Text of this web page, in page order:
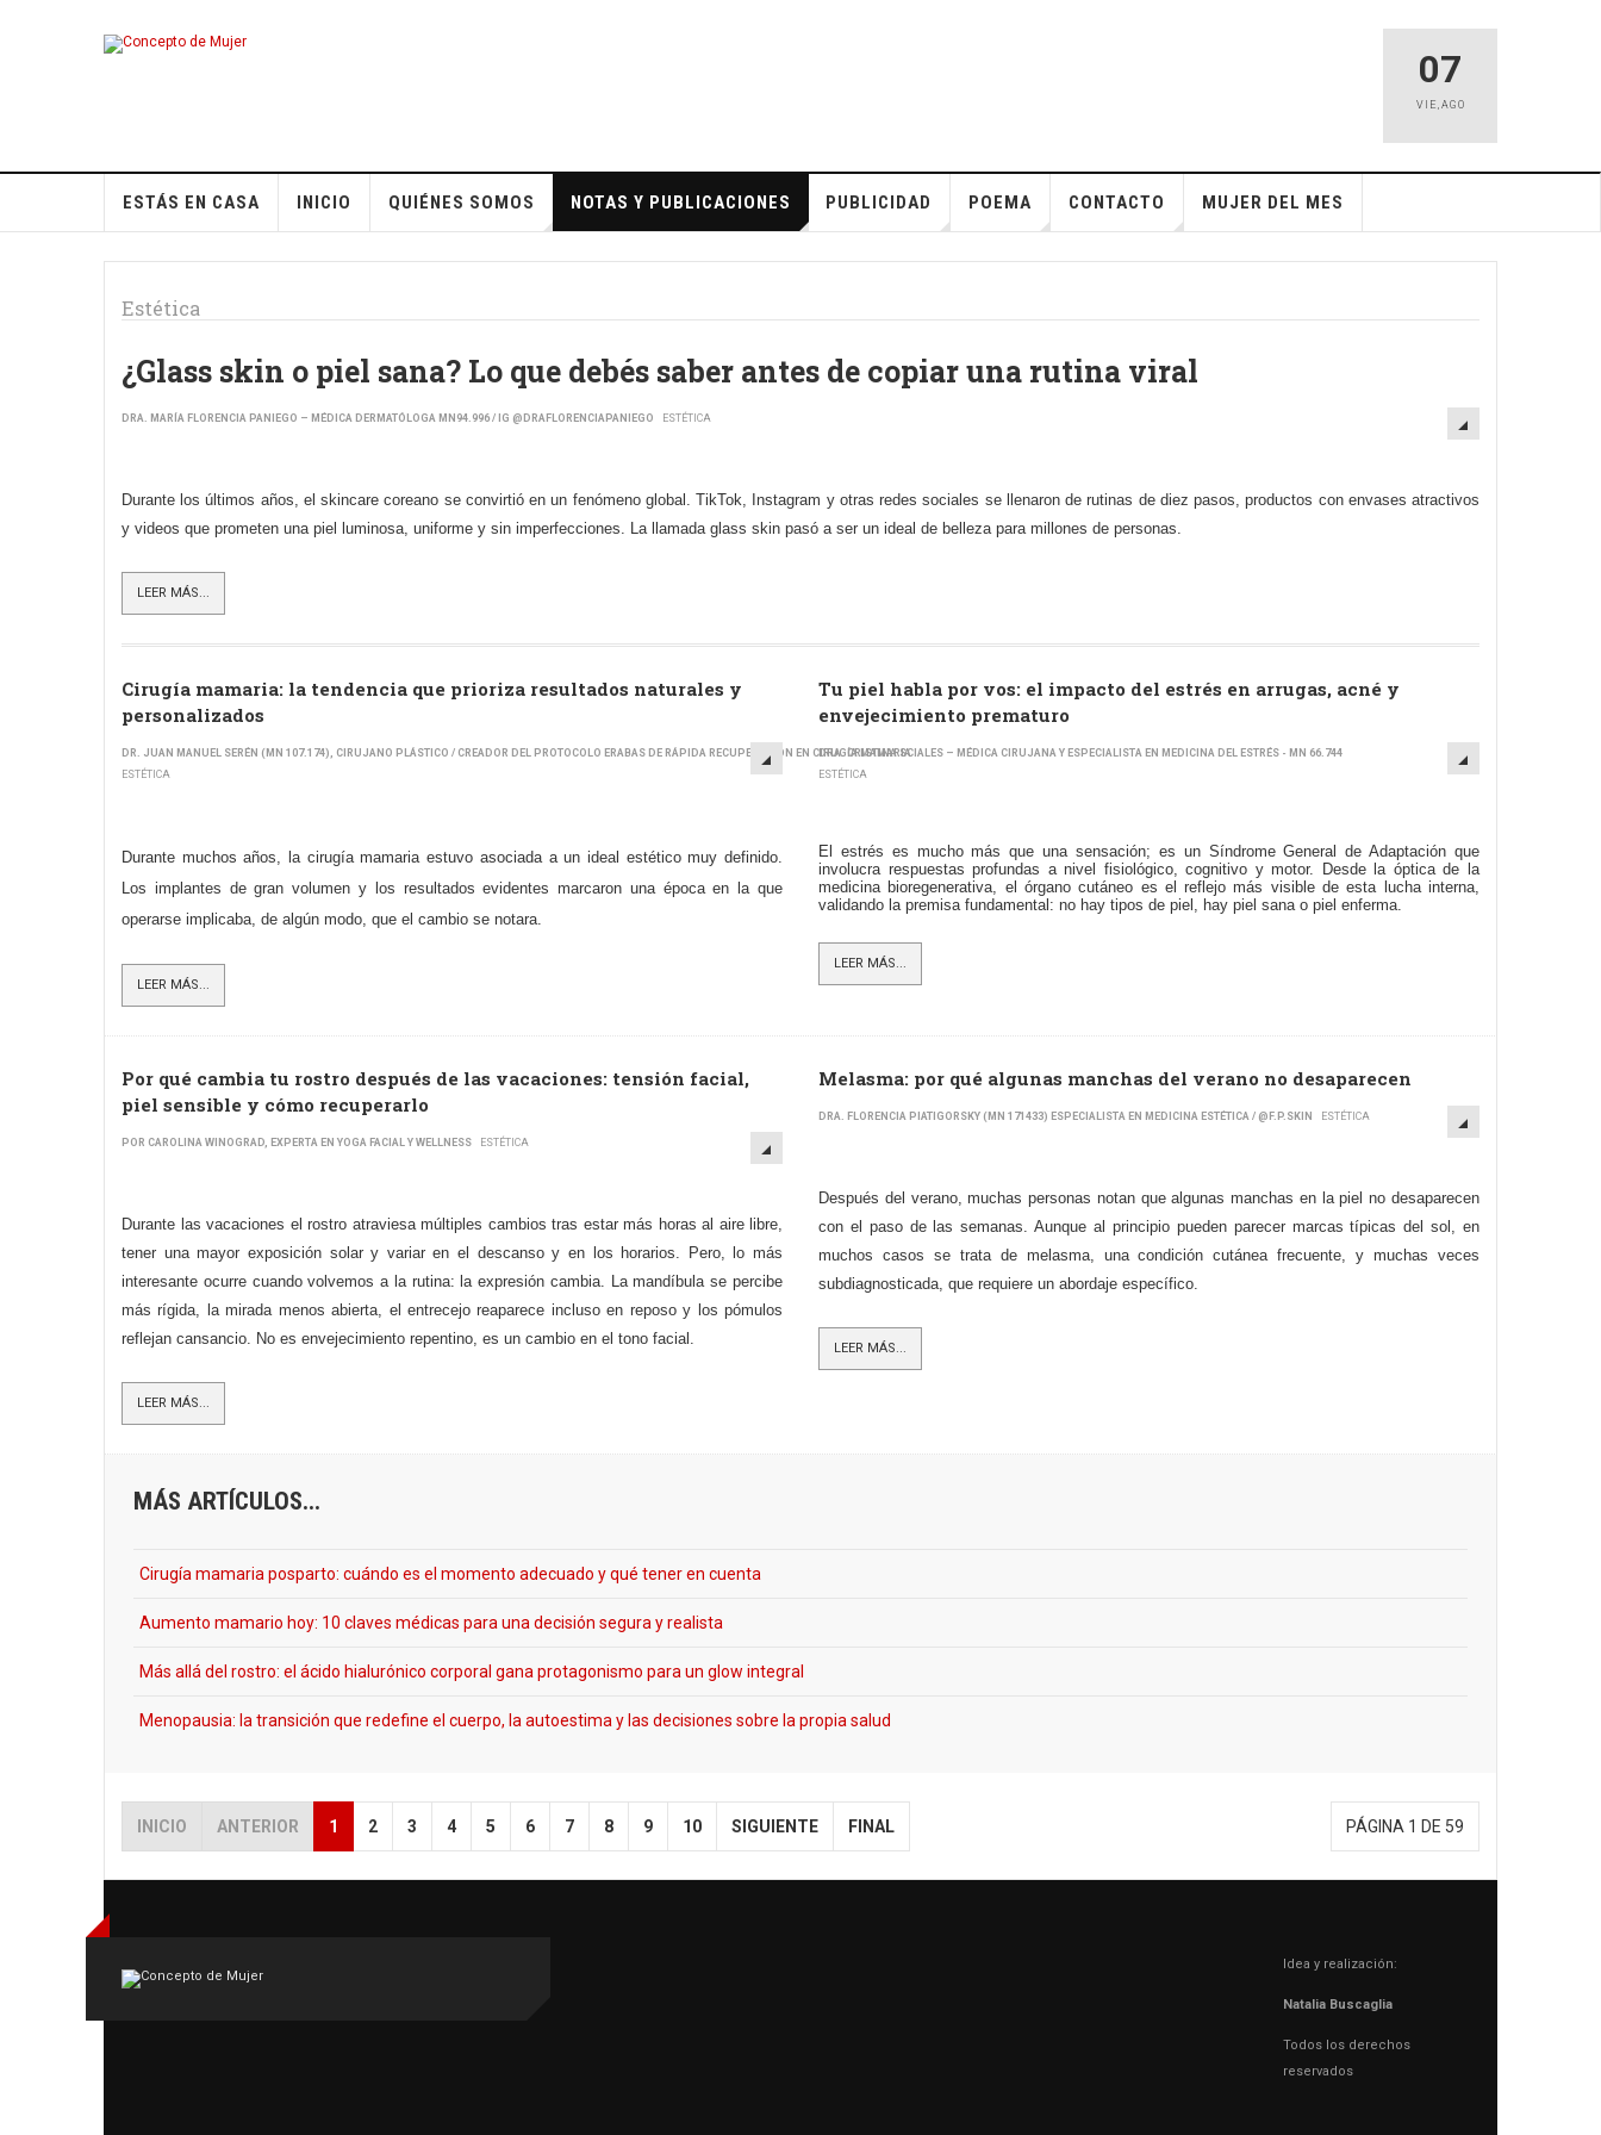
07
VIE , AGO
ESTÁS EN CASA INICIO QUIÉNES SOMOS NOTAS Y PUBLICACIONES PUBLICIDAD POEMA CONTACTO MUJER DEL MES
Estética
¿Glass skin o piel sana? Lo que debés saber antes de copiar una rutina viral
DRA. MARÍA FLORENCIA PANIEGO – MÉDICA DERMATÓLOGA MN94.996 / IG @DRAFLORENCIAPANIEGO ESTÉTICA
Durante los últimos años, el skincare coreano se convirtió en un fenómeno global. TikTok, Instagram y otras redes sociales se llenaron de rutinas de diez pasos, productos con envases atractivos
y videos que prometen una piel luminosa, uniforme y sin imperfecciones. La llamada glass skin pasó a ser un ideal de belleza para millones de personas.
LEER MÁS...
Cirugía mamaria: la tendencia que prioriza resultados naturales y
personalizados
DR. JUAN MANUEL SERÉN (MN 107.174), CIRUJANO PLÁSTICO / CREADOR DEL PROTOCOLO ERABAS DE RÁPIDA RECUPERACIÓN EN CIRUGÍA MAMARIA
ESTÉTICA
Durante muchos años, la cirugía mamaria estuvo asociada a un ideal estético muy definido.
Los implantes de gran volumen y los resultados evidentes marcaron una época en la que
operarse implicaba, de algún modo, que el cambio se notara.
LEER MÁS...
Tu piel habla por vos: el impacto del estrés en arrugas, acné y
envejecimiento prematuro
DRA. CRISTINA SCIALES – MÉDICA CIRUJANA Y ESPECIALISTA EN MEDICINA DEL ESTRÉS - MN 66.744
ESTÉTICA
El estrés es mucho más que una sensación; es un Síndrome General de Adaptación que
involucra respuestas profundas a nivel fisiológico, cognitivo y motor. Desde la óptica de la
medicina bioregenerativa, el órgano cutáneo es el reflejo más visible de esta lucha interna,
validando la premisa fundamental: no hay tipos de piel, hay piel sana o piel enferma.
LEER MÁS...
Por qué cambia tu rostro después de las vacaciones: tensión facial,
piel sensible y cómo recuperarlo
POR CAROLINA WINOGRAD, EXPERTA EN YOGA FACIAL Y WELLNESS ESTÉTICA
Durante las vacaciones el rostro atraviesa múltiples cambios tras estar más horas al aire libre,
tener una mayor exposición solar y variar en el descanso y en los horarios. Pero, lo más
interesante ocurre cuando volvemos a la rutina: la expresión cambia. La mandíbula se percibe
más rígida, la mirada menos abierta, el entrecejo reaparece incluso en reposo y los pómulos
reflejan cansancio. No es envejecimiento repentino, es un cambio en el tono facial.
LEER MÁS...
Melasma: por qué algunas manchas del verano no desaparecen
DRA. FLORENCIA PIATIGORSKY (MN 171433) ESPECIALISTA EN MEDICINA ESTÉTICA / @F.P.SKIN ESTÉTICA
Después del verano, muchas personas notan que algunas manchas en la piel no desaparecen
con el paso de las semanas. Aunque al principio pueden parecer marcas típicas del sol, en
muchos casos se trata de melasma, una condición cutánea frecuente, y muchas veces
subdiagnosticada, que requiere un abordaje específico.
LEER MÁS...
MÁS ARTÍCULOS...
Cirugía mamaria posparto: cuándo es el momento adecuado y qué tener en cuenta
Aumento mamario hoy: 10 claves médicas para una decisión segura y realista
Más allá del rostro: el ácido hialurónico corporal gana protagonismo para un glow integral
Menopausia: la transición que redefine el cuerpo, la autoestima y las decisiones sobre la propia salud
PÁGINA 1 DE 59
INICIO ANTERIOR 1 2 3 4 5 6 7 8 9 10 SIGUIENTE FINAL
Idea y realización:
Natalia Buscaglia
Todos los derechos
reservados